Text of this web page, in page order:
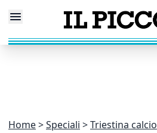
Home Speciali Triestina calcio